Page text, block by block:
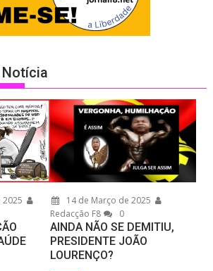
Notícia
14 de Março de 2025
Redacção F8
0
AINDA NÃO SE DEMITIU,
PRESIDENTE JOÃO
LOURENÇO?